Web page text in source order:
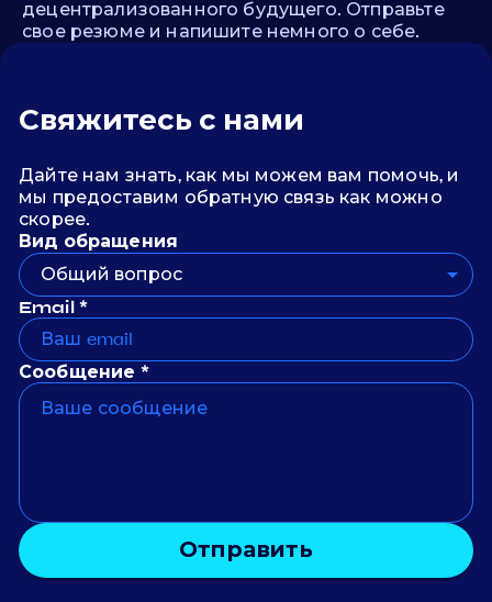
децентрализованного будущего. Отправьте
свое резюме и напишите немного о себе.
Свяжитесь с нами
Дайте нам знать, как мы можем вам помочь, и
мы предоставим обратную связь как можно
скорее.
Вид обращения
Общий вопрос
Email *
Сообщение *
Отправить